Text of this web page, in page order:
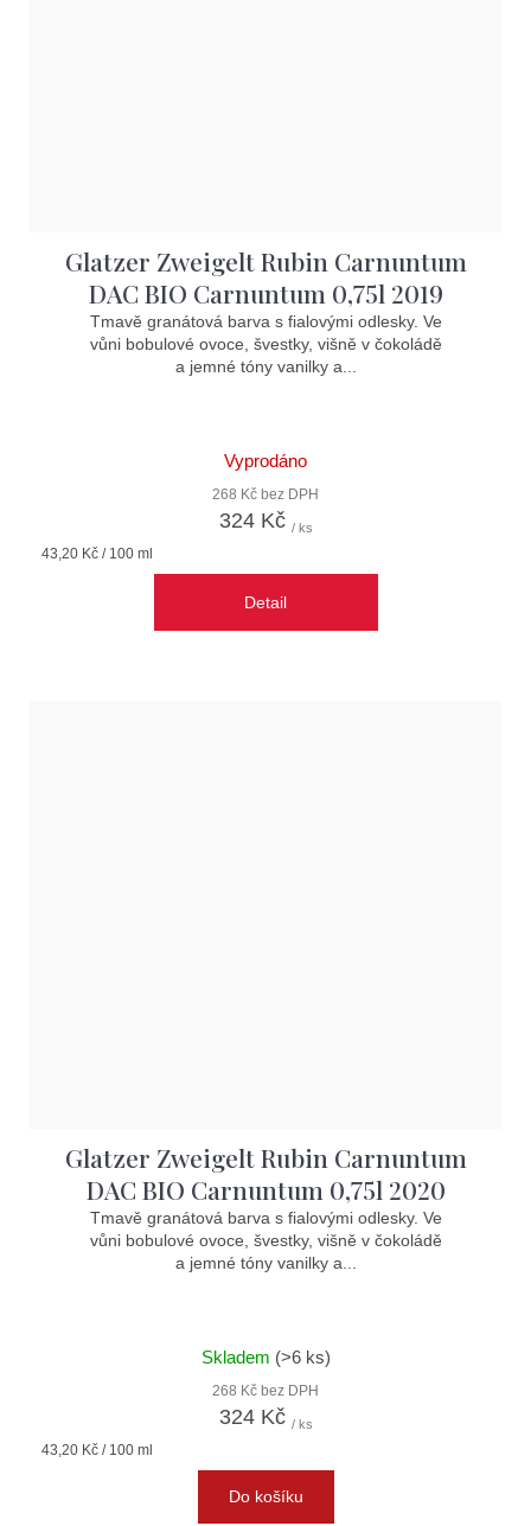
Glatzer Zweigelt Rubin Carnuntum
DAC BIO Carnuntum 0,75l 2019
Tmavě granátová barva s fialovými odlesky. Ve
vůni bobulové ovoce, švestky, višně v čokoládě
a jemné tóny vanilky a...
Vyprodáno
268 Kč bez DPH
324 Kč / ks
Měrná
43,20 Kč / 100 ml
Detail
Glatzer Zweigelt Rubin Carnuntum
DAC BIO Carnuntum 0,75l 2020
Tmavě granátová barva s fialovými odlesky. Ve
vůni bobulové ovoce, švestky, višně v čokoládě
a jemné tóny vanilky a...
Skladem (>6 ks)
268 Kč bez DPH
324 Kč / ks
Měrná
43,20 Kč / 100 ml
Do košíku